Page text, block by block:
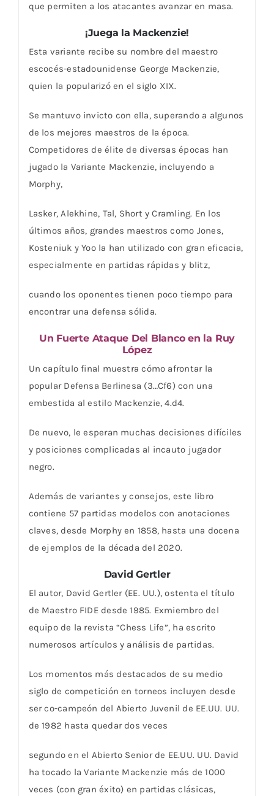
que permiten a los atacantes avanzar en masa.
¡Juega la Mackenzie!
Esta variante recibe su nombre del maestro
escocés-estadounidense George Mackenzie,
quien la popularizó en el siglo XIX.
Se mantuvo invicto con ella, superando a algunos
de los mejores maestros de la época.
Competidores de élite de diversas épocas han
jugado la Variante Mackenzie, incluyendo a
Morphy,
Lasker, Alekhine, Tal, Short y Cramling. En los
últimos años, grandes maestros como Jones,
Kosteniuk y Yoo la han utilizado con gran eficacia,
especialmente en partidas rápidas y blitz,
cuando los oponentes tienen poco tiempo para
encontrar una defensa sólida.
Un Fuerte Ataque Del Blanco en la Ruy
López
Un capítulo final muestra cómo afrontar la
popular Defensa Berlinesa (3…Cf6) con una
embestida al estilo Mackenzie, 4.d4.
De nuevo, le esperan muchas decisiones difíciles
y posiciones complicadas al incauto jugador
negro.
Además de variantes y consejos, este libro
contiene 57 partidas modelos con anotaciones
claves, desde Morphy en 1858, hasta una docena
de ejemplos de la década del 2020.
David Gertler
El autor, David Gertler (EE. UU.), ostenta el título
de Maestro FIDE desde 1985. Exmiembro del
equipo de la revista “Chess Life”, ha escrito
numerosos artículos y análisis de partidas.
Los momentos más destacados de su medio
siglo de competición en torneos incluyen desde
ser co-campeón del Abierto Juvenil de EE.UU. UU.
de 1982 hasta quedar dos veces
segundo en el Abierto Senior de EE.UU. UU. David
ha tocado la Variante Mackenzie más de 1000
veces (con gran éxito) en partidas clásicas,